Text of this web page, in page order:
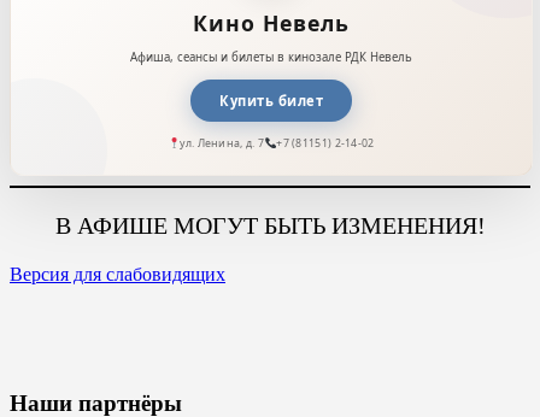
Кино Невель
Афиша, сеансы и билеты в кинозале РДК Невель
Купить билет
ул. Ленина, д. 7 +7 (81151) 2-14-02
В АФИШЕ МОГУТ БЫТЬ ИЗМЕНЕНИЯ!
Версия для слабовидящих
Наши партнёры